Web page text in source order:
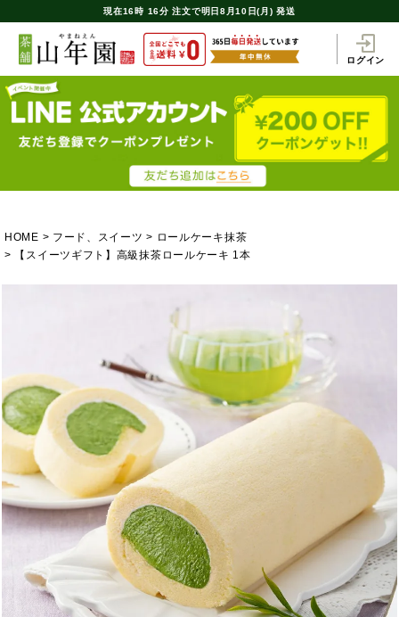
現在16時 16分 注文で明日8月10日(月) 発送
ログイン
HOME フード、スイーツ
ロールケーキ抹茶
【スイーツギフト】高級抹茶ロールケーキ 1本